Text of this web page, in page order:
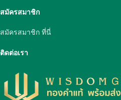
สมัครสมาชิก
สมัครสมาชิก ที่นี่
ติดต่อเรา